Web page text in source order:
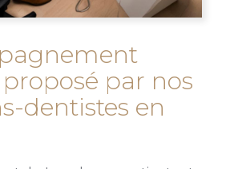
par nos
dentistes en